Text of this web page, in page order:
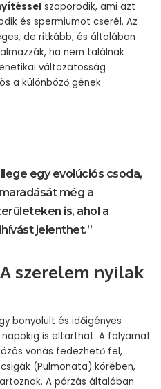
szaporodik, ami azt
és spermiumot cserél. Az
de ritkább, és általában
ha nem találnak
változatosság
a különböző gének
egy evolúciós csoda,
még a
is, ahol a
jelenthet.”
szerelem nyilak
bonyolult és időigényes
is eltarthat. A folyamat
vonás fedezhető fel,
(Pulmonata) körében,
A párzás általában